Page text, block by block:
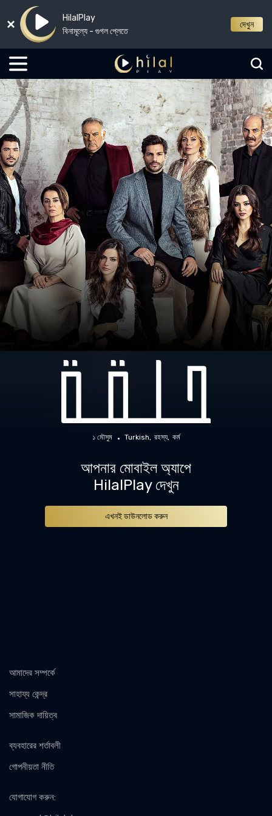
HilalPlay
বিনামূল্যে - গুগল প্লেতে
দেখুন
১ মৌসুম Turkish রহস্য কর্ম
আপনার মোবাইল অ্যাপে
HilalPlay দেখুন
এখনই ডাউনলোড করুন
আমাদের সম্পর্কে
সাহায্য কেন্দ্র
সামাজিক দায়িত্ব
ব্যবহারের শর্তাবলী
গোপনীয়তা নীতি
যোগাযোগ করুন: